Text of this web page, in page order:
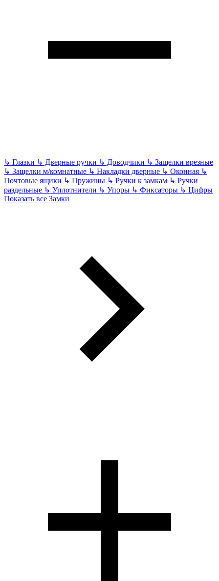
↳ Глазки ↳ Дверные ручки ↳ Доводчики ↳ Защелки врезные
↳ Защелки м/комнатные ↳ Накладки дверные ↳ Оконная ↳
Почтовые ящики ↳ Пружины ↳ Ручки к замкам ↳ Ручки
раздельные ↳ Уплотнители ↳ Упоры ↳ Фиксаторы ↳ Цифры
Показать все Замки